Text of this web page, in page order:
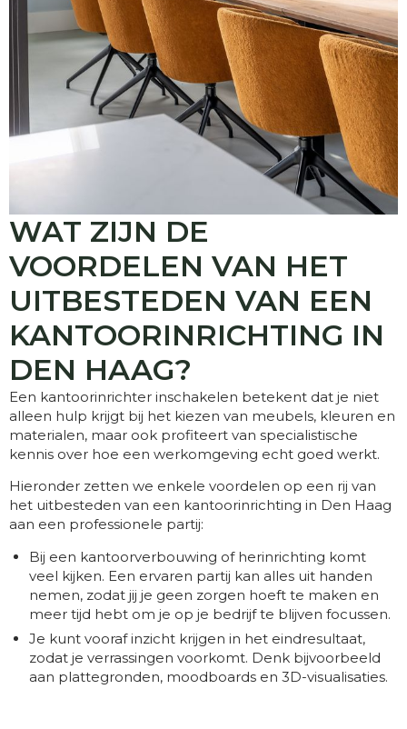
WAT ZIJN DE
VOORDELEN VAN HET
UITBESTEDEN VAN EEN
KANTOORINRICHTING IN
DEN HAAG?
Een kantoorinrichter inschakelen betekent dat je niet
alleen hulp krijgt bij het kiezen van meubels, kleuren en
materialen, maar ook profiteert van specialistische
kennis over hoe een werkomgeving echt goed werkt.
Hieronder zetten we enkele voordelen op een rij van
het uitbesteden van een kantoorinrichting in Den Haag
aan een professionele partij:
Bij een kantoorverbouwing of herinrichting komt
veel kijken. Een ervaren partij kan alles uit handen
nemen, zodat jij je geen zorgen hoeft te maken en
meer tijd hebt om je op je bedrijf te blijven focussen.
Je kunt vooraf inzicht krijgen in het eindresultaat,
zodat je verrassingen voorkomt. Denk bijvoorbeeld
aan plattegronden, moodboards en 3D-visualisaties.